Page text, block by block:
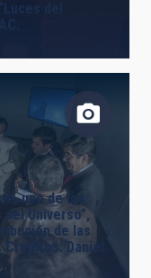
del
uno de los
Universo”,
de las
Daniel